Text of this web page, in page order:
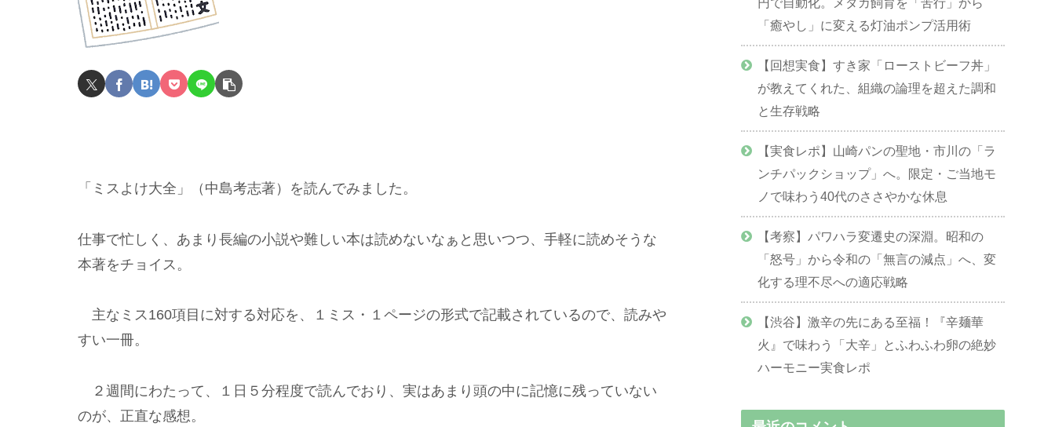
「ミスよけ大全」（中島考志著）を読んでみました。
仕事で忙しく、あまり長編の小説や難しい本は読めないなぁと思いつつ、手軽に読めそうな
本著をチョイス。
主なミス160項目に対する対応を、１ミス・１ページの形式で記載されているので、読みや
すい一冊。
２週間にわたって、１日５分程度で読んでおり、実はあまり頭の中に記憶に残っていない
のが、正直な感想。
「癒やし」に変える灯油ポンプ活用術
【回想実食】すき家「ローストビーフ丼」
が教えてくれた、組織の論理を超えた調和
と生存戦略
【実食レポ】山崎パンの聖地・市川の「ラ
ンチパックショップ」へ。限定・ご当地モ
ノで味わう40代のささやかな休息
【考察】パワハラ変遷史の深淵。昭和の
「怒号」から令和の「無言の減点」へ、変
化する理不尽への適応戦略
【渋谷】激辛の先にある至福！『辛麺華
火』で味わう「大辛」とふわふわ卵の絶妙
ハーモニー実食レポ